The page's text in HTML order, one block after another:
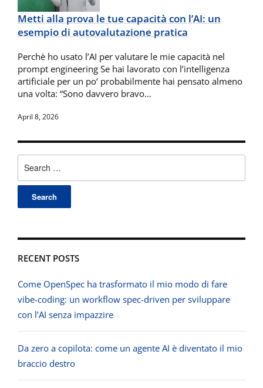
for:
RECENT POSTS
Come OpenSpec ha trasformato il mio modo di fare
vibe-coding: un workflow spec-driven per sviluppare
con l’AI senza impazzire
Da zero a copilota: come un agente AI è diventato il mio
braccio destro
Metti alla prova le tue capacità con l’AI: un
esempio di autovalutazione pratica
Perchè ho usato l’AI per valutare le mie capacità nel
prompt engineering Se hai lavorato con l’intelligenza
artificiale per un po‘ probabilmente hai pensato almeno
una volta: “Sono davvero bravo…
April 8, 2026